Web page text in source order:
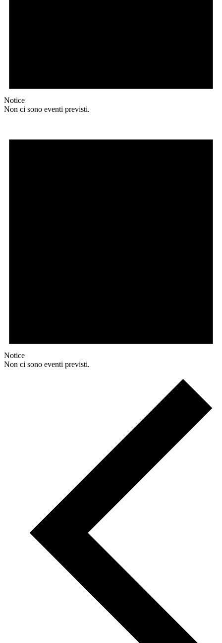
Notice
Non ci sono eventi previsti.
Notice
Non ci sono eventi previsti.